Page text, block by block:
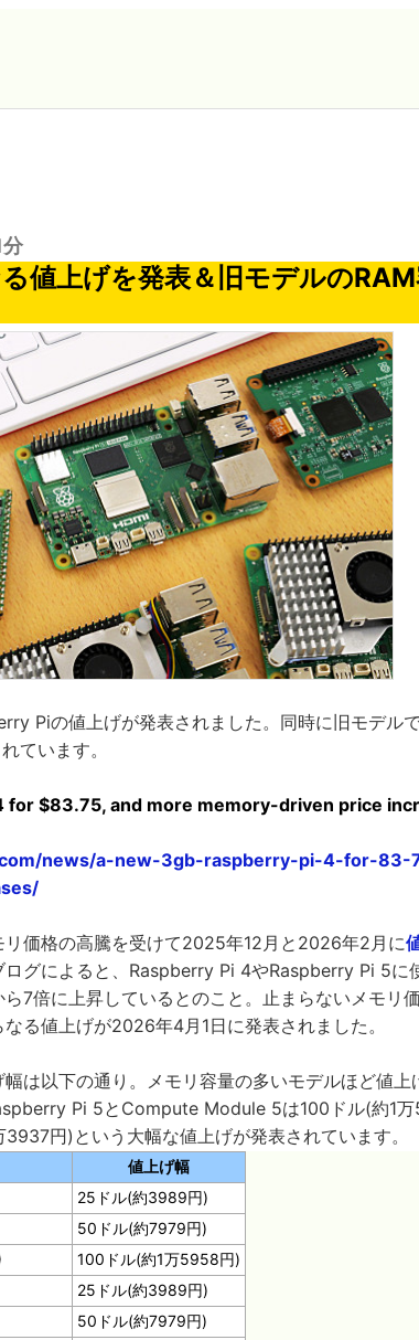
値上げを発表＆旧モデルの
Piの値上げが発表されました。同時に旧モデル
ています。
for $83.75, and more memory-driven price
news/a-new-3gb-raspberry-pi-4-for-83-
価格の高騰を受けて2025年12月と2026年2月に
グによると、Raspberry Pi 4やRaspberry Pi 5に
7倍に上昇しているとのこと。止まらないメモリ
る値上げが2026年4月1日に発表されました。
は以下の通り。メモリ容量の多いモデルほど値上
Pi 5とCompute Module 5は100ドル(約1
円)という大幅な値上げが発表されています。
値上げ幅
25ドル(約3989円)
50ドル(約7979円)
100ドル(約1万5958円)
25ドル(約3989円)
50ドル(約7979円)